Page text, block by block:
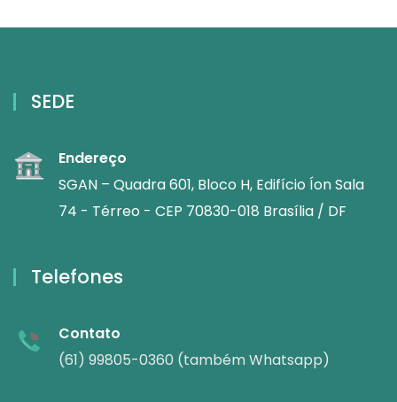
SEDE
Endereço
SGAN – Quadra 601, Bloco H, Edifício Íon Sala
74 - Térreo - CEP 70830-018 Brasília / DF
Telefones
Contato
(61) 99805-0360 (também Whatsapp)